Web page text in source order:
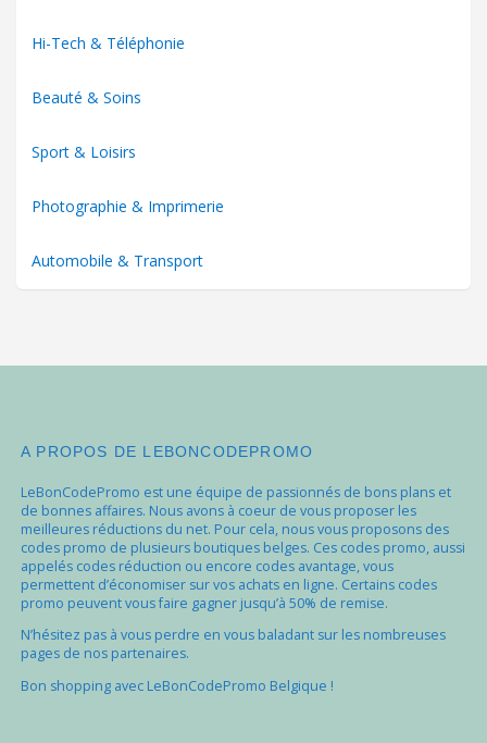
Hi-Tech & Téléphonie
Beauté & Soins
Sport & Loisirs
Photographie & Imprimerie
Automobile & Transport
A PROPOS DE LEBONCODEPROMO
LeBonCodePromo est une équipe de passionnés de bons plans et
de bonnes affaires. Nous avons à coeur de vous proposer les
meilleures réductions du net. Pour cela, nous vous proposons des
codes promo de plusieurs boutiques belges. Ces codes promo, aussi
appelés codes réduction ou encore codes avantage, vous
permettent d’économiser sur vos achats en ligne. Certains codes
promo peuvent vous faire gagner jusqu’à 50% de remise.
N’hésitez pas à vous perdre en vous baladant sur les nombreuses
pages de nos partenaires.
Bon shopping avec LeBonCodePromo Belgique !